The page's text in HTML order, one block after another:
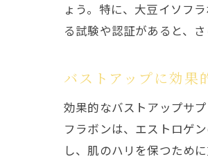
ょう。特に、大豆イソフ
る試験や認証があると、
バストアップに効果
効果的なバストアップサ
フラボンは、エストロゲ
し、肌のハリを保つため